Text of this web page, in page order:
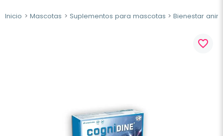
Inicio Mascotas Suplementos para mascotas Bienestar
favorite_border